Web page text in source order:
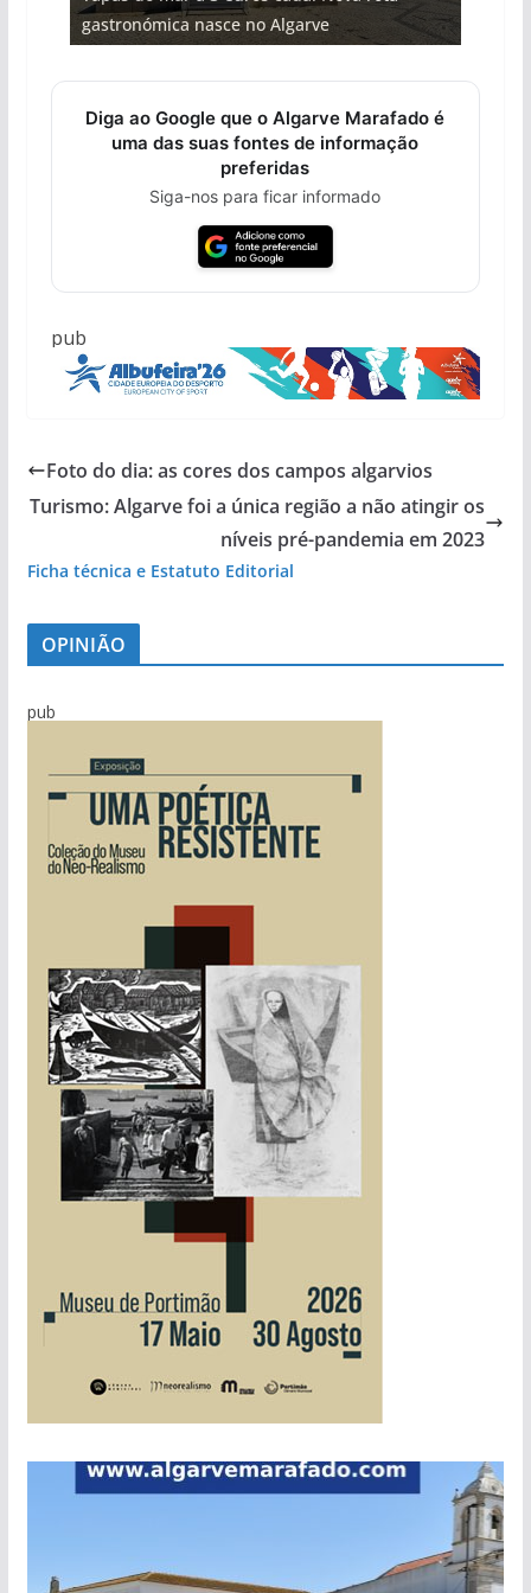
hotéis (com vídeo)
entre redes e fábricas
gastronómica nasce no Algarve
Algarve voltam a ter vida (com vídeo)
arribas em risco no Algarve (com vídeo)
Diga ao Google que o Algarve Marafado é
uma das suas fontes de informação
preferidas
Siga-nos para ficar informado
pub
Foto do dia: as cores dos campos algarvios
Turismo: Algarve foi a única região a não atingir os
níveis pré-pandemia em 2023
Ficha técnica e Estatuto Editorial
OPINIÃO
pub